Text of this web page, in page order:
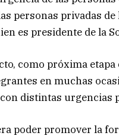
personas privadas
es presidente de la
como próxima
en muchas
distintas urgencias
poder promover la